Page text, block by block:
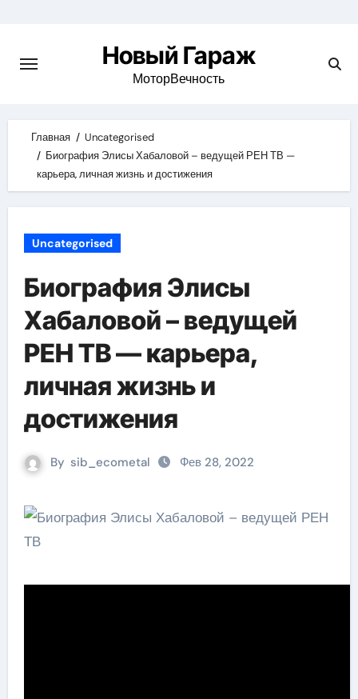
content
Новый Гараж
МоторВечность
Главная
Uncategorised
Биография Элисы Хабаловой – ведущей РЕН ТВ —
карьера, личная жизнь и достижения
Uncategorised
Биография Элисы
Хабаловой – ведущей
РЕН ТВ — карьера,
личная жизнь и
достижения
By sib_ecometal Фев 28, 2022